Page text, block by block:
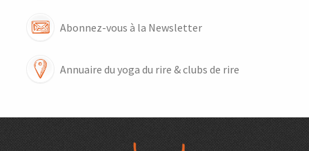
Abonnez-vous à la Newsletter
Annuaire du yoga du rire & clubs de rire